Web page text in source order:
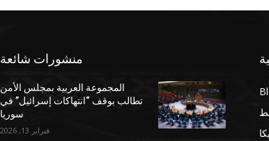
منشورات شائعة
المجموعة العربية بمجلس الأمن
تطالب بوقف “انتهاكات إسرائيل” في
سوريا
فبراير 13, 2026